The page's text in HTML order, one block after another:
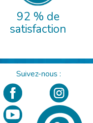
92 % de
satisfaction
Suivez-nous :